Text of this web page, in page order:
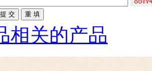
相关的产品